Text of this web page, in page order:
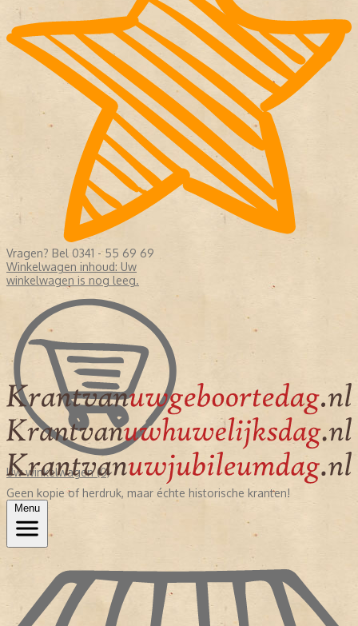
Vragen? Bel 0341 - 55 69 69
Winkelwagen inhoud: Uw
winkelwagen is nog leeg.
Uw winkelwagen (0)
Geen kopie of herdruk, maar échte historische kranten!
Menu